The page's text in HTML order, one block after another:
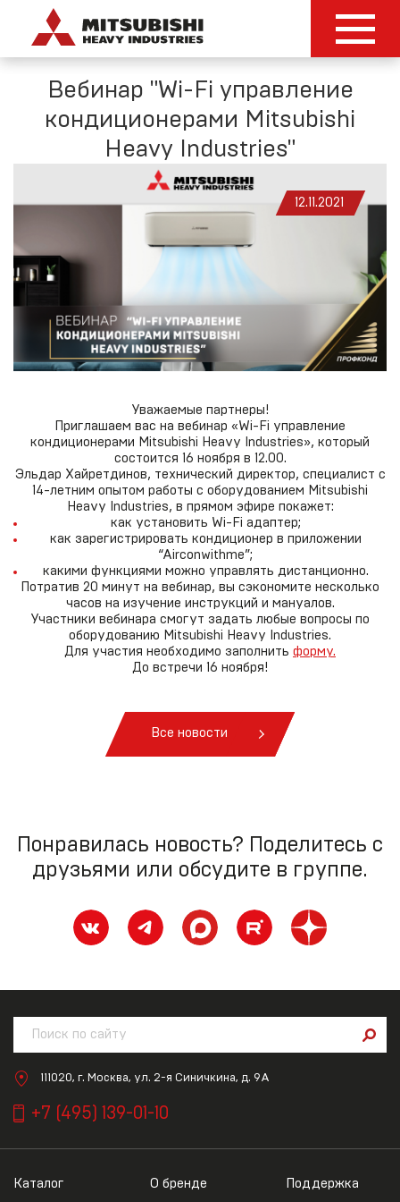
Вебинар "Wi-Fi управление
кондиционерами Mitsubishi
Heavy Industries"
12.11.2021
Уважаемые партнеры!
Приглашаем вас на вебинар «Wi-Fi управление
кондиционерами Mitsubishi Heavy Industries», который
состоится 16 ноября в 12.00.
Эльдар Хайретдинов, технический директор, специалист с
14-летним опытом работы с оборудованием Mitsubishi
Heavy Industries, в прямом эфире покажет:
как установить Wi-Fi адаптер;
как зарегистрировать кондиционер в приложении
“Airconwithme”;
какими функциями можно управлять дистанционно.
Потратив 20 минут на вебинар, вы сэкономите несколько
часов на изучение инструкций и мануалов.
Участники вебинара смогут задать любые вопросы по
оборудованию Mitsubishi Heavy Industries.
Для участия необходимо заполнить форму.
До встречи 16 ноября!
Все новости
Понравилась новость? Поделитесь с
друзьями или обсудите в группе.
111020, г. Москва, ул. 2-я Синичкина, д. 9А
+7 (495) 139-01-10
Каталог О бренде Поддержка